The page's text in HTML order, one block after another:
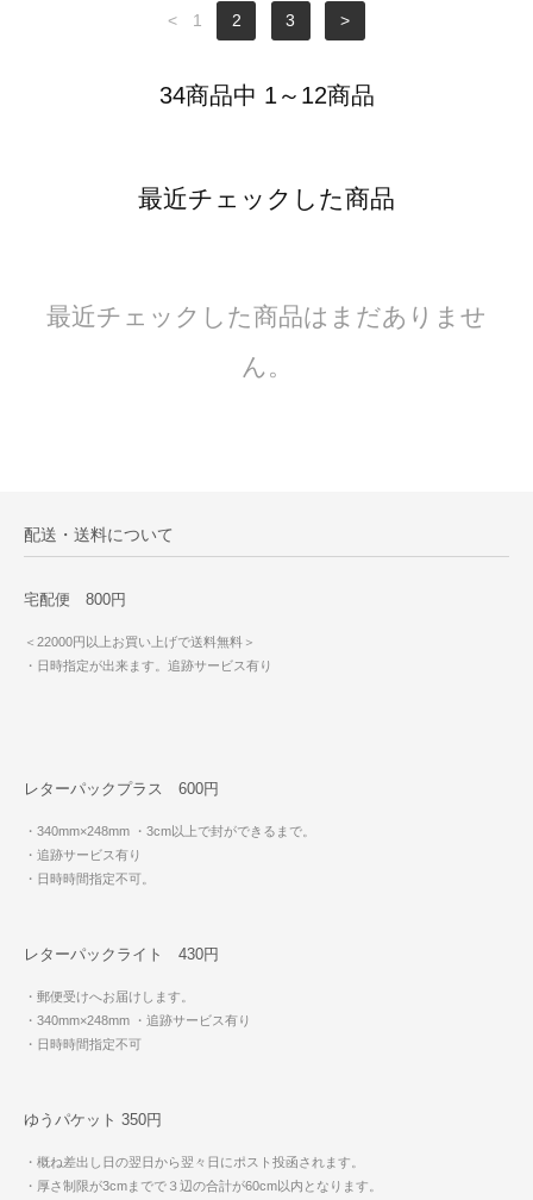
< 1 2 3 >
34商品中 1～12商品
最近チェックした商品
最近チェックした商品はまだありませ
ん。
配送・送料について
宅配便 800円
＜22000円以上お買い上げで送料無料＞
・日時指定が出来ます。追跡サービス有り
レターパックプラス 600円
・340mm×248mm ・3cm以上で封ができるまで。
・追跡サービス有り
・日時時間指定不可。
レターパックライト 430円
・郵便受けへお届けします。
・340mm×248mm ・追跡サービス有り
・日時時間指定不可
ゆうパケット 350円
・概ね差出し日の翌日から翌々日にポスト投函されます。
・厚さ制限が3cmまでで３辺の合計が60cm以内となります。